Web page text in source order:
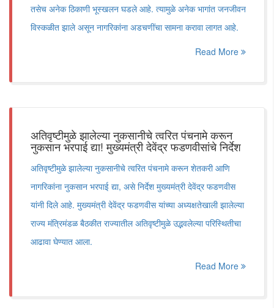
तसेच अनेक ठिकाणी भूस्खलन घडले आहे. त्यामुळे अनेक भागांत जनजीवन
विस्कळीत झाले असून नागरिकांना अडचणींचा सामना करावा लागत आहे.
Read More
अतिवृष्टीमुळे झालेल्या नुकसानीचे त्वरित पंचनामे करून
नुकसान भरपाई द्या! मुख्यमंत्री देवेंद्र फडणवीसांचे निर्देश
अतिवृष्टीमुळे झालेल्या नुकसानीचे त्वरित पंचनामे करून शेतकरी आणि
नागरिकांना नुकसान भरपाई द्या, असे निर्देश मुख्यमंत्री देवेंद्र फडणवीस
यांनी दिले आहे. मुख्यमंत्री देवेंद्र फडणवीस यांच्या अध्यक्षतेखाली झालेल्या
राज्य मंत्रिमंडळ बैठकीत राज्यातील अतिवृष्टीमुळे उद्भवलेल्या परिस्थितीचा
आढावा घेण्यात आला.
Read More